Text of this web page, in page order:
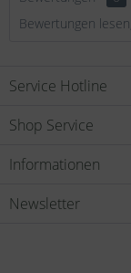
Bewertungen
Service Hotline
Shop Service
Informationen
Newsletter